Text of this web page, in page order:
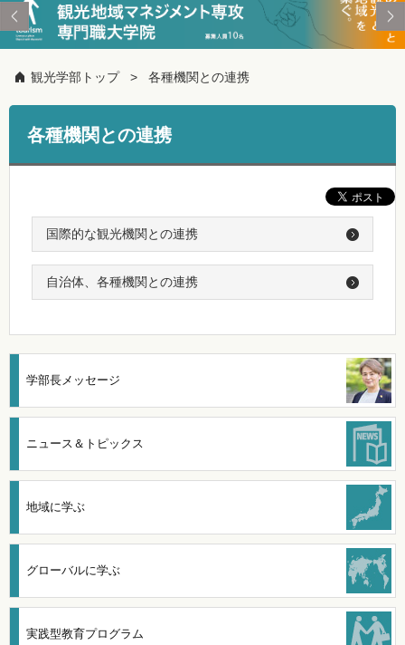
観光学部トップ 各種機関との連携
各種機関との連携
国際的な観光機関との連携
自治体、各種機関との連携
学部長メッセージ
ニュース＆トピックス
地域に学ぶ
グローバルに学ぶ
実践型教育プログラム